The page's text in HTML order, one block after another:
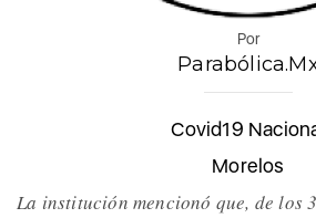
Por
Covid19
Morelos
La institución mencionó que, de los